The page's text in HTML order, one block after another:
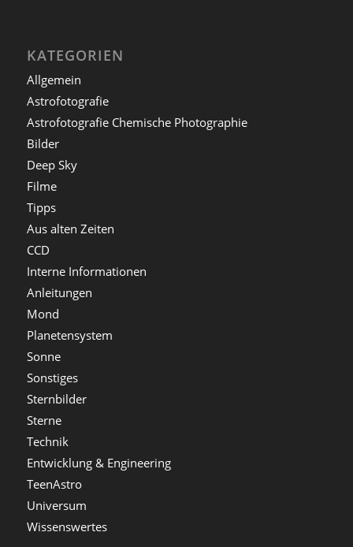
KATEGORIEN
Allgemein
Astrofotografie
Astrofotografie Chemische Photographie
Bilder
Deep Sky
Filme
Tipps
Aus alten Zeiten
CCD
Interne Informationen
Anleitungen
Mond
Planetensystem
Sonne
Sonstiges
Sternbilder
Sterne
Technik
Entwicklung & Engineering
TeenAstro
Universum
Wissenswertes